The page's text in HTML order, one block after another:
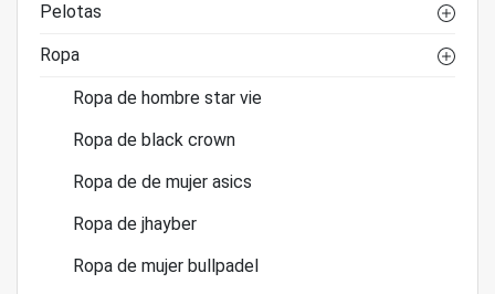
Pelotas
Ropa
Ropa de hombre star vie
Ropa de black crown
Ropa de de mujer asics
Ropa de jhayber
Ropa de mujer bullpadel